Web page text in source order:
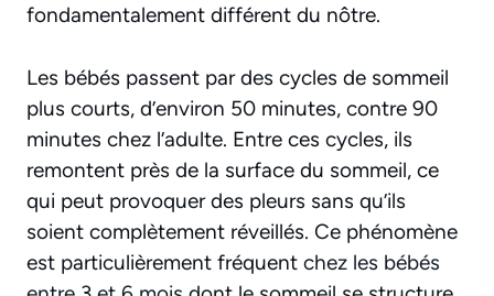
fondamentalement différent du nôtre.
Les bébés passent par des cycles de sommeil
plus courts, d’environ 50 minutes, contre 90
minutes chez l’adulte. Entre ces cycles, ils
remontent près de la surface du sommeil, ce
qui peut provoquer des pleurs sans qu’ils
soient complètement réveillés. Ce phénomène
est particulièrement fréquent chez les bébés